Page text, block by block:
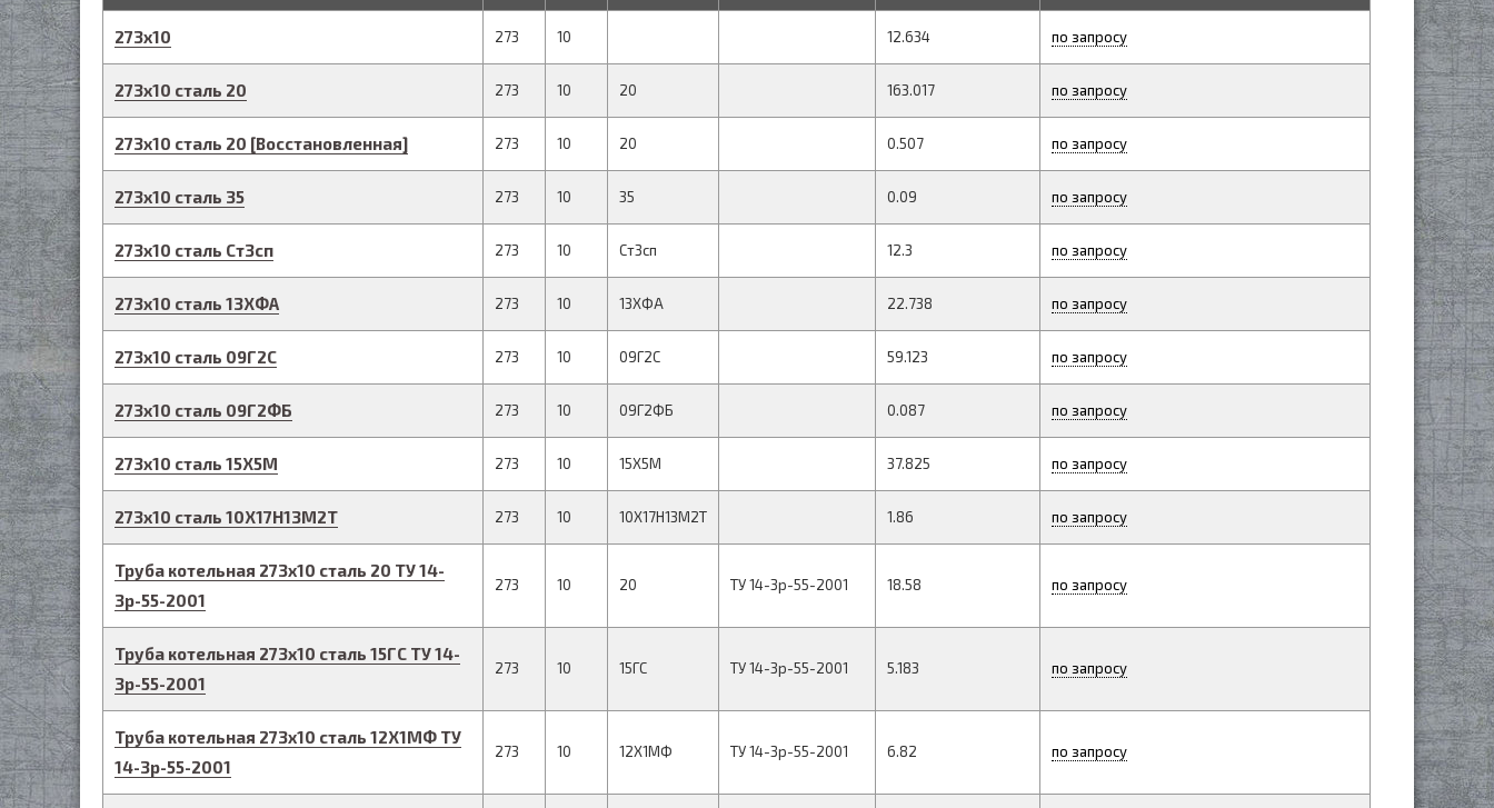
273х10 273 10 12.634 по запросу
273х10 сталь 20 273 10 20 163.017 по запросу
273х10 сталь 20 [Восстановленная] 273 10 20 0.507 по запросу
273х10 сталь 35 273 10 35 0.09 по запросу
273х10 сталь Ст3сп 273 10 Ст3сп 12.3 по запросу
273х10 сталь 13ХФА 273 10 13ХФА 22.738 по запросу
273х10 сталь 09Г2С 273 10 09Г2С 59.123 по запросу
273х10 сталь 09Г2ФБ 273 10 09Г2ФБ 0.087 по запросу
273х10 сталь 15Х5М 273 10 15Х5М 37.825 по запросу
273х10 сталь 10Х17Н13М2Т 273 10 10Х17Н13М2Т 1.86 по запросу
Труба котельная 273х10 сталь 20 ТУ 14-
3р-55-2001
273 10 20 ТУ 14-3р-55-2001 18.58 по запросу
Труба котельная 273х10 сталь 15ГС ТУ 14-
3р-55-2001
273 10 15ГС ТУ 14-3р-55-2001 5.183 по запросу
Труба котельная 273х10 сталь 12Х1МФ ТУ
14-3р-55-2001
273 10 12Х1МФ ТУ 14-3р-55-2001 6.82 по запросу